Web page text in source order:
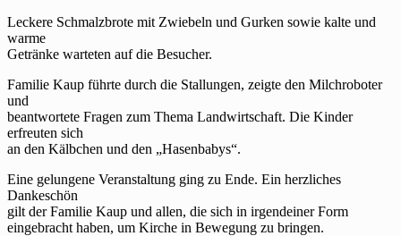
Leckere Schmalzbrote mit Zwiebeln und Gurken sowie kalte und
warme
Getränke warteten auf die Besucher.
Familie Kaup führte durch die Stallungen, zeigte den Milchroboter
und
beantwortete Fragen zum Thema Landwirtschaft. Die Kinder
erfreuten sich
an den Kälbchen und den „Hasenbabys“.
Eine gelungene Veranstaltung ging zu Ende. Ein herzliches
Dankeschön
gilt der Familie Kaup und allen, die sich in irgendeiner Form
eingebracht haben, um Kirche in Bewegung zu bringen.